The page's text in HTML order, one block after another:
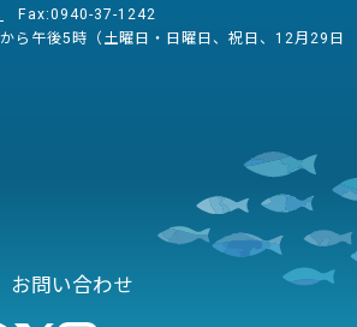
Fax:0940-37-1242
ら午後5時（土曜日・日曜日、祝日、12月29日
問い合わせ